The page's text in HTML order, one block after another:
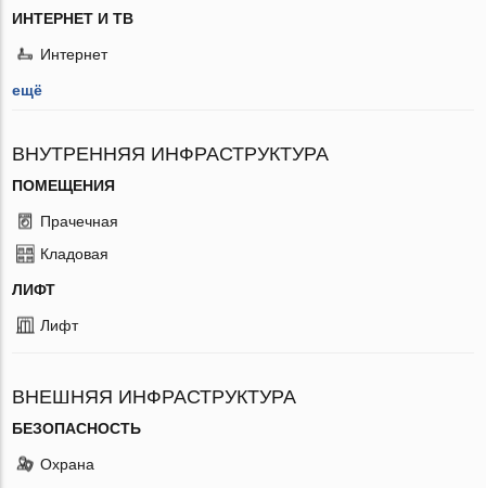
ИНТЕРНЕТ И ТВ
Интернет
ещё
ВНУТРЕННЯЯ ИНФРАСТРУКТУРА
ПОМЕЩЕНИЯ
Прачечная
Кладовая
ЛИФТ
Лифт
ВНЕШНЯЯ ИНФРАСТРУКТУРА
БЕЗОПАСНОСТЬ
Охрана